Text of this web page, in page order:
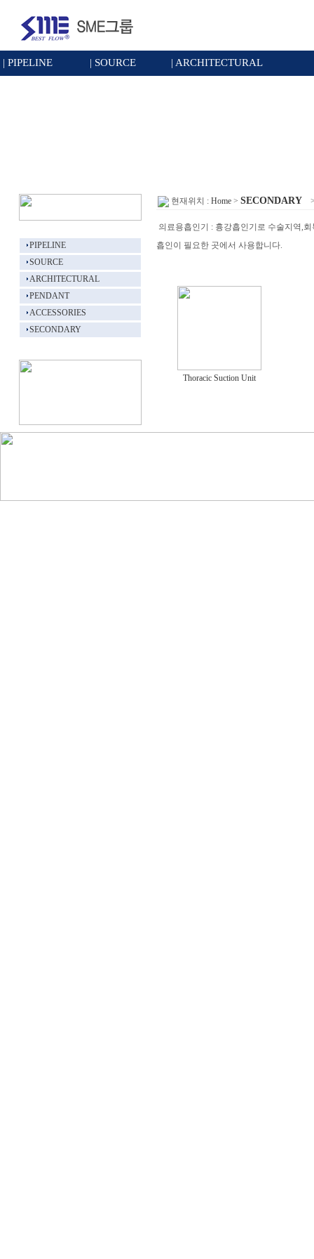
| PIPELINE | SOURCE | ARCHITECTURAL
PIPELINE
SOURCE
ARCHITECTURAL
PENDANT
ACCESSORIES
SECONDARY
현재위치 : Home > SECONDARY
의료용흡인기 : 흉강흡인기로 수술지역,
흡인이 필요한 곳에서 사용합니다.
Thoracic Suction Unit